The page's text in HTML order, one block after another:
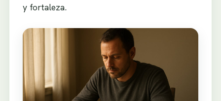
y fortaleza.